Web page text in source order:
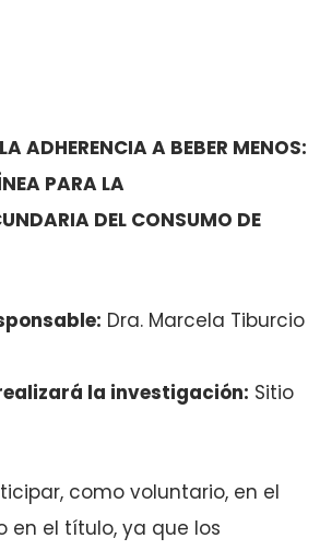
ADHERENCIA A BEBER MENOS:
PARA LA
DEL CONSUMO DE
Dra. Marcela Tiburcio
la investigación: Sitio
como voluntario, en el
en el título, ya que los